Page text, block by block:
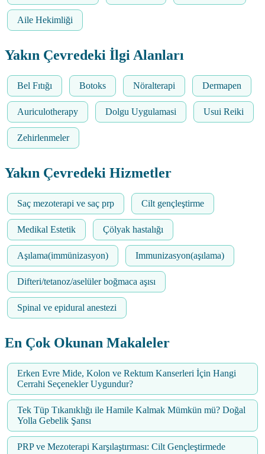
Aile Hekimliği
Yakın Çevredeki İlgi Alanları
Bel Fıtığı Botoks Nöralterapi Dermapen
Auriculotherapy Dolgu Uygulamasi Usui Reiki
Zehirlenmeler
Yakın Çevredeki Hizmetler
Saç mezoterapi ve saç prp Cilt gençleştirme
Medikal Estetik Çölyak hastalığı
Aşılama(immünizasyon) Immunizasyon(aşılama)
Difteri/tetanoz/aselüler boğmaca aşısı
Spinal ve epidural anestezi
En Çok Okunan Makaleler
Erken Evre Mide, Kolon ve Rektum Kanserleri İçin Hangi
Cerrahi Seçenekler Uygundur?
Tek Tüp Tıkanıklığı ile Hamile Kalmak Mümkün mü? Doğal
Yolla Gebelik Şansı
PRP ve Mezoterapi Karşılaştırması: Cilt Gençleştirmede